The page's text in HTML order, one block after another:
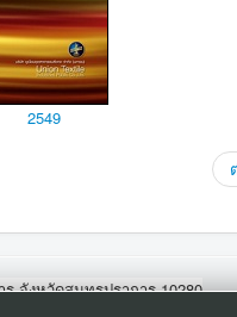
2549
จังหวัดสมุทรปราการ 10280